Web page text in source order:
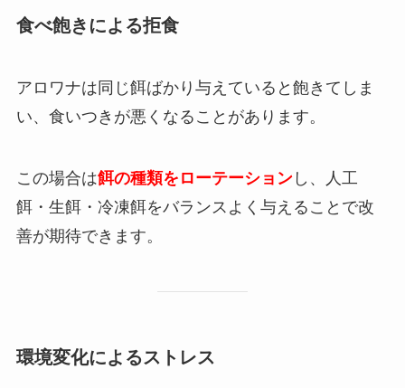
食べ飽きによる拒食
アロワナは同じ餌ばかり与えていると飽きてしま
い、食いつきが悪くなることがあります。
この場合は餌の種類をローテーションし、人工
餌・生餌・冷凍餌をバランスよく与えることで改
善が期待できます。
環境変化によるストレス